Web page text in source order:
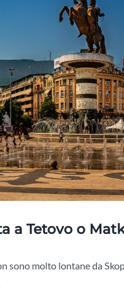
a Tetovo o
sono molto lontane da